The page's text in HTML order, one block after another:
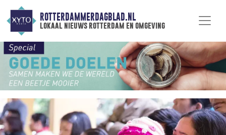
ROTTERDAMMERDAGBLAD.NL
lokaal nieuws rotterdam en omgeving